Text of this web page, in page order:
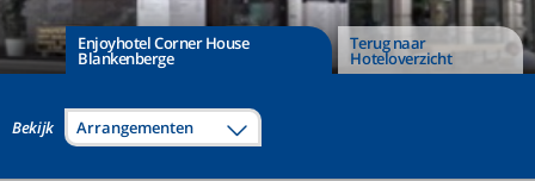
Enjoyhotel Corner House
Blankenberge
Terug naar
Hoteloverzicht
Bekijk Arrangementen